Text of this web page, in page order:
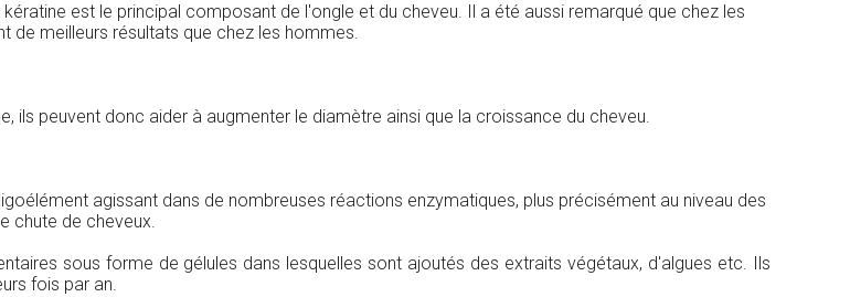
est le principal composant de l'ongle et du cheveu. Il a été aussi remarqué que chez les
de meilleurs résultats que chez les hommes.
ils peuvent donc aider à augmenter le diamètre ainsi que la croissance du cheveu.
agissant dans de nombreuses réactions enzymatiques, plus précisément au niveau des
chute de cheveux.
sous forme de gélules dans lesquelles sont ajoutés des extraits végétaux, d'algues etc. Ils
fois par an.